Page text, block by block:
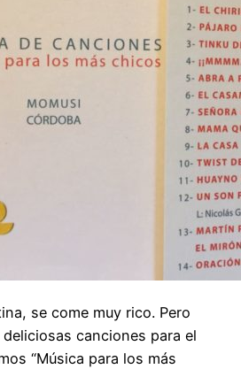
se come muy rico. Pero
canciones para el
“Música para los más